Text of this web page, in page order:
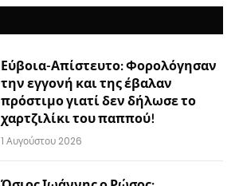
Εύβοια-Απίστευτο: Φορολόγησαν
την εγγονή και της έβαλαν
πρόστιμο γιατί δεν δήλωσε το
χαρτζιλίκι του παππού!
1 Αυγούστου 2026